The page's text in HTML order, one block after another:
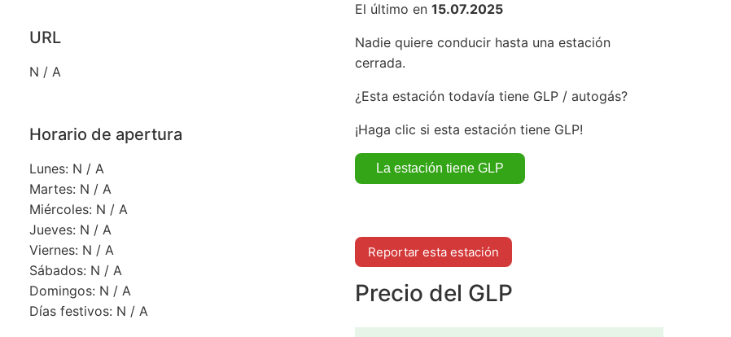
URL
N / A
Horario de apertura
Lunes: N / A
Martes: N / A
Miércoles: N / A
Jueves: N / A
Viernes: N / A
Sábados: N / A
Domingos: N / A
Días festivos: N / A
El último en 15.07.2025
Nadie quiere conducir hasta una estación
cerrada.
¿Esta estación todavía tiene GLP / autogás?
¡Haga clic si esta estación tiene GLP!
Reportar esta estación
Precio del GLP